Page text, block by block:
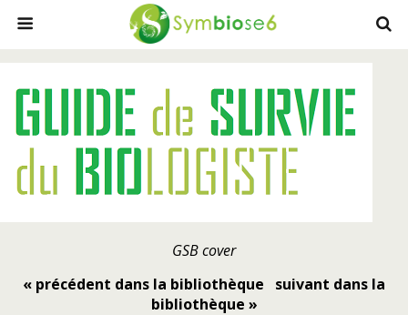
GSB cover
« précédent dans la bibliothèque
suivant dans la
bibliothèque »